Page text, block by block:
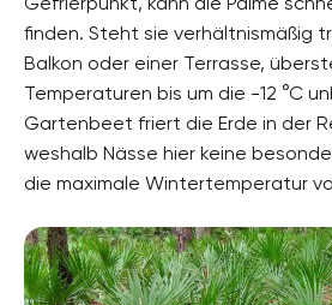
finden. Steht sie verhältnismäßig
Balkon oder einer Terrasse,
Temperaturen bis um die -12 °C
Gartenbeet friert die Erde in der
weshalb Nässe hier keine
die maximale Wintertemperatur